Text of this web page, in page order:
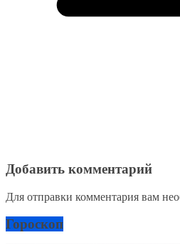
Добавить комментарий
Для отправки комментария вам
Гороскоп